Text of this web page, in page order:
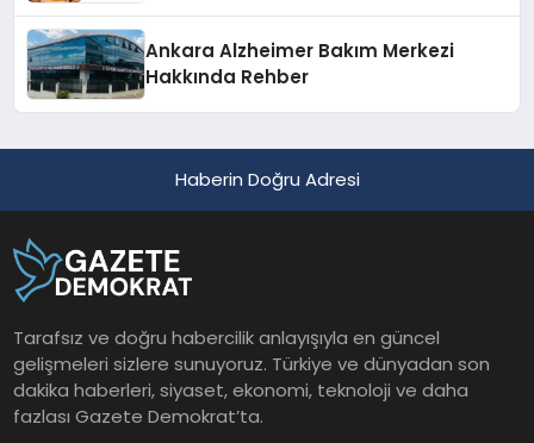
Ankara Alzheimer Bakım Merkezi
Hakkında Rehber
Haberin Doğru Adresi
Tarafsız ve doğru habercilik anlayışıyla en güncel
gelişmeleri sizlere sunuyoruz. Türkiye ve dünyadan son
dakika haberleri, siyaset, ekonomi, teknoloji ve daha
fazlası Gazete Demokrat’ta.